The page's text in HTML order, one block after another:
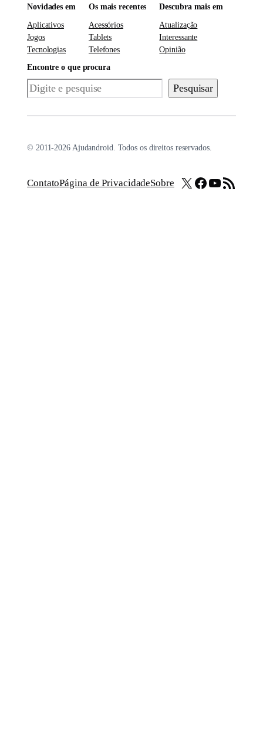
Novidades em
Aplicativos
Jogos
Tecnologias
Os mais recentes
Acessórios
Tablets
Telefones
Descubra mais em
Atualização
Interessante
Opinião
Encontre o que procura
Pesquisar Pesquisar
© 2011-2026 Ajudandroid. Todos os direitos reservados.
ContatoPágina de PrivacidadeSobre X Facebook
Youtube
Feed RSS